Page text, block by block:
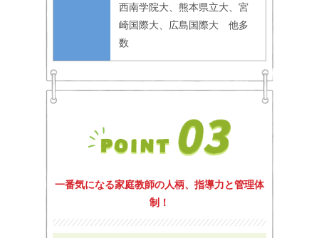
西南学院大、熊本県立大、宮
崎国際大、広島国際大 他多
数
一番気になる家庭教師の人柄、指導力と管理体
制！